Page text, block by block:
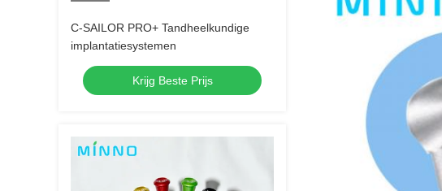
C-SAILOR PRO+ Tandheelkundige
implantatiesystemen
Krijg Beste Prijs